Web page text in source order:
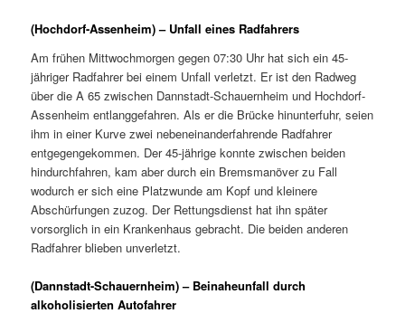
(Hochdorf-Assenheim) – Unfall eines Radfahrers
Am frühen Mittwochmorgen gegen 07:30 Uhr hat sich ein 45-
jähriger Radfahrer bei einem Unfall verletzt. Er ist den Radweg
über die A 65 zwischen Dannstadt-Schauernheim und Hochdorf-
Assenheim entlanggefahren. Als er die Brücke hinunterfuhr, seien
ihm in einer Kurve zwei nebeneinanderfahrende Radfahrer
entgegengekommen. Der 45-jährige konnte zwischen beiden
hindurchfahren, kam aber durch ein Bremsmanöver zu Fall
wodurch er sich eine Platzwunde am Kopf und kleinere
Abschürfungen zuzog. Der Rettungsdienst hat ihn später
vorsorglich in ein Krankenhaus gebracht. Die beiden anderen
Radfahrer blieben unverletzt.
(Dannstadt-Schauernheim) – Beinaheunfall durch
alkoholisierten Autofahrer